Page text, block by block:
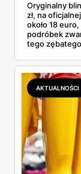
Oryginalny
zł, na
około 18
podróbek
tego
kosztuje i po
podróbki.
łącznie z
AKTUALNOŚCI